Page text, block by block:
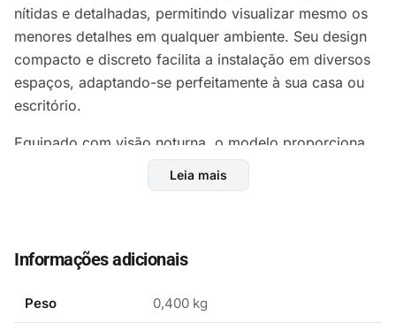
nítidas e detalhadas, permitindo visualizar mesmo os
menores detalhes em qualquer ambiente. Seu design
compacto e discreto facilita a instalação em diversos
espaços, adaptando-se perfeitamente à sua casa ou
escritório.
Equipado com visão noturna, o modelo proporciona
monitoramento contínuo, mesmo em ambientes com
baixa luminosidade. A detecção de movimento
comprometida. Com a capacidade de armazenar
aconteceu a qualquer momento.
Leia mais
Informações adicionais
Peso 0,400 kg